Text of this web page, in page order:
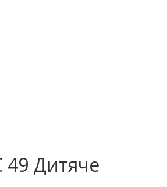
49 Дитяче